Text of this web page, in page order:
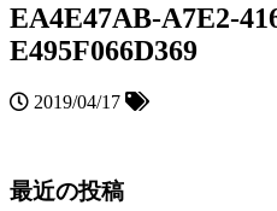
EA4E47AB-A7E2-
E495F066D369
2019/04/17
最近の投稿